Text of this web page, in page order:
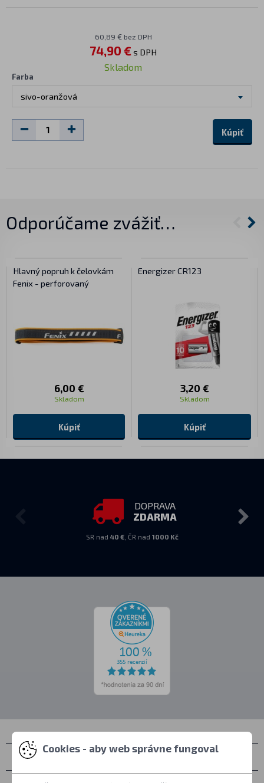
60,89 € bez DPH
74,90 € s DPH
Skladom
Farba
sivo-oranžová
Kúpiť
Odporúčame zvážiť…
Hlavný popruh k čelovkám
Fenix - perforovaný
6,00 €
Skladom
Kúpiť
Energizer CR123
3,20 €
Skladom
Kúpiť
DOPRAVA
ZDARMA
SR nad 40 €, ČR nad 1000 Kč
Kontakty
Cookies - aby web správne fungoval